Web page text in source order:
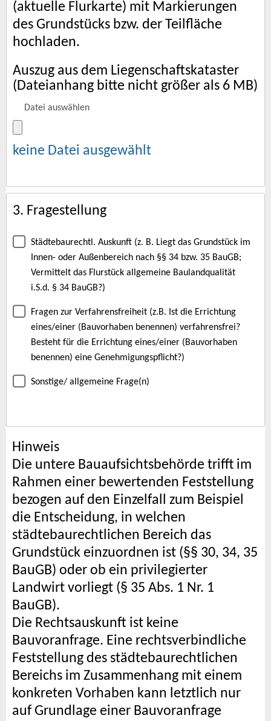
(aktuelle Flurkarte) mit Markierungen
des Grundstücks bzw. der Teilfläche
hochladen.
Auszug aus dem Liegenschaftskataster
(Dateianhang bitte nicht größer als 6 MB)
Datei auswählen
keine Datei ausgewählt
3. Fragestellung
Städtebaurechtl. Auskunft (z. B. Liegt das Grundstück im
Innen- oder Außenbereich nach §§ 34 bzw. 35 BauGB;
Vermittelt das Flurstück allgemeine Baulandqualität
i.S.d. § 34 BauGB?)
Fragen zur Verfahrensfreiheit (z.B. Ist die Errichtung
eines/einer (Bauvorhaben benennen) verfahrensfrei?
Besteht für die Errichtung eines/einer (Bauvorhaben
benennen) eine Genehmigungspflicht?)
Sonstige/ allgemeine Frage(n)
Hinweis
Die untere Bauaufsichtsbehörde trifft im
Rahmen einer bewertenden Feststellung
bezogen auf den Einzelfall zum Beispiel
die Entscheidung, in welchen
städtebaurechtlichen Bereich das
Grundstück einzuordnen ist (§§ 30, 34, 35
BauGB) oder ob ein privilegierter
Landwirt vorliegt (§ 35 Abs. 1 Nr. 1
BauGB).
Die Rechtsauskunft ist keine
Bauvoranfrage. Eine rechtsverbindliche
Feststellung des städtebaurechtlichen
Bereichs im Zusammenhang mit einem
konkreten Vorhaben kann letztlich nur
auf Grundlage einer Bauvoranfrage